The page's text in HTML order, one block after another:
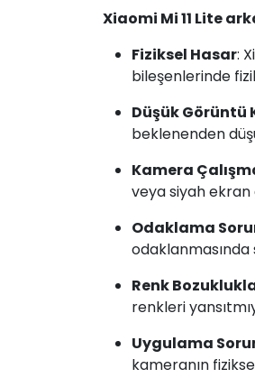
Xiaomi Mi 11 Lite
Fiziksel Hasar:
bileşenlerinde
Düşük Görüntü
beklenenden
Kamera
veya siyah ekran
Odaklama
Renk
renkleri
Uygulama
kameranın